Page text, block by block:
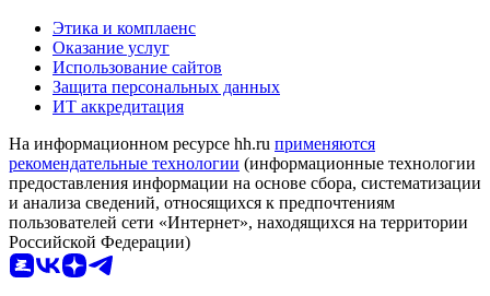
Этика и комплаенс
Оказание услуг
Использование сайтов
Защита персональных данных
ИТ аккредитация
На информационном ресурсе hh.ru применяются
рекомендательные технологии (информационные технологии
предоставления информации на основе сбора, систематизации
и анализа сведений, относящихся к предпочтениям
пользователей сети «Интернет», находящихся на территории
Российской Федерации)